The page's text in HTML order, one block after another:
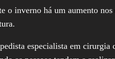
o inverno há um aumento
especialista em